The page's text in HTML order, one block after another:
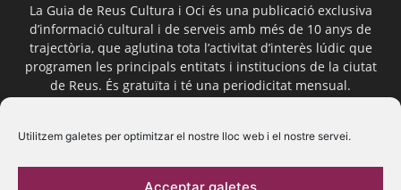
Utilitzem galetes per optimitzar el nostre lloc web i el nostre servei.
Acceptar galetes
La Guia de Reus Cultura i Oci és una publicació exclusiva
d’informació cultural i de serveis amb més de 10 anys de
trajectòria, que aglutina tota l’activitat d’interès lúdic que
programen les principals entitats i institucions de la ciutat
de Reus. És gratuïta i té una periodicitat mensual.